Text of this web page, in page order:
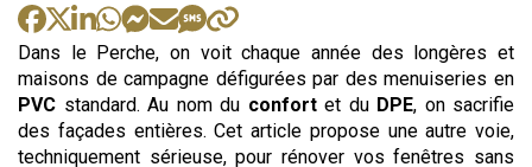
Dans le Perche, on voit chaque année des longères et
maisons de campagne défigurées par des menuiseries en
PVC standard. Au nom du confortet du DPE, on sacrifie
des façades entières. Cet article propose une autre voie,
techniquement sérieuse, pour rénover vos fenêtres sans